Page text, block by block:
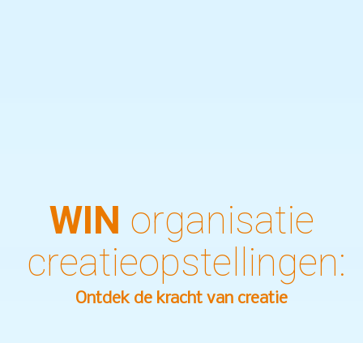
WIN organisatie
creatieopstellingen:
Ontdek de kracht van creatie